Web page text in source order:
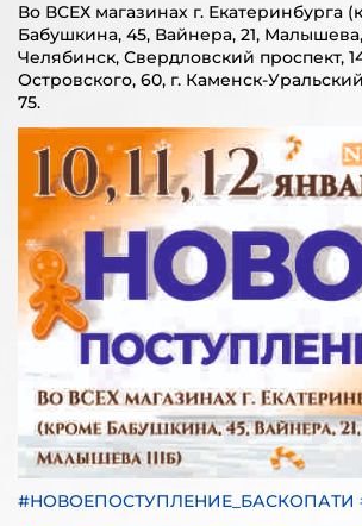
Во ВСЕХ магазинах г. Екатеринбурга
Бабушкина, 45, Вайнера, 21, Малышева,
Челябинск, Свердловский проспект,
Островского, 60, г. Каменск-
75.
#НОВОЕПОСТУПЛЕНИЕ_БАСКОПАТИ